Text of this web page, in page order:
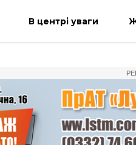
В центрі уваги